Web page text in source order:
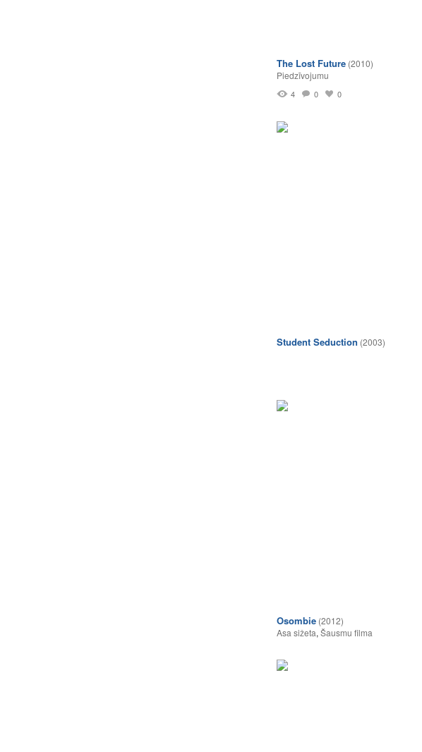
The Lost Future (2010)
Piedzīvojumu
4 0 0
Student Seduction (2003)
Osombie (2012)
Asa sižeta, Šausmu filma